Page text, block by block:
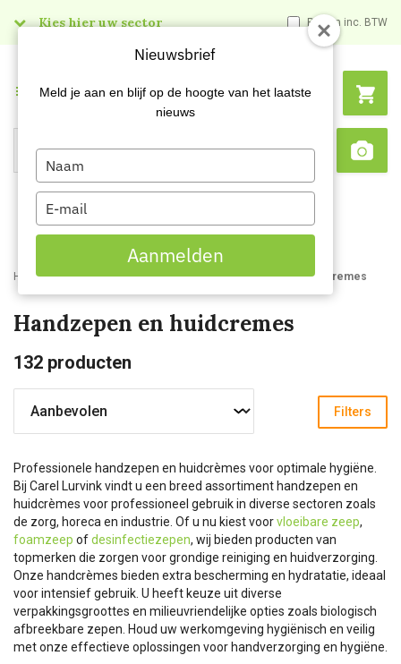
Kies hier uw sector Prijzen inc. BTW
Search
Menu
Home Webshop Schoonmaakartikelen Handzepen en huidcremes
Handzepen en huidcremes
132 producten
Filters
Professionele handzepen en huidcrèmes voor optimale hygiëne.
Bij Carel Lurvink vindt u een breed assortiment handzepen en
huidcrèmes voor professioneel gebruik in diverse sectoren zoals
de zorg, horeca en industrie. Of u nu kiest voorvloeibare zeep,
foamzeep ofdesinfectiezepen, wij bieden producten van
topmerken die zorgen voor grondige reiniging en huidverzorging.
Onze handcrèmes bieden extra bescherming en hydratatie, ideaal
voor intensief gebruik. U heeft keuze uit diverse
verpakkingsgroottes en milieuvriendelijke opties zoals biologisch
afbreekbare zepen. Houd uw werkomgeving hygiënisch en veilig
met onze effectieve oplossingen voor handverzorging en hygiëne.
Nieuwsbrief
Meld je aan en blijf op de hoogte van het laatste
nieuws
Type
your
name
Type
your
email
Aanmelden